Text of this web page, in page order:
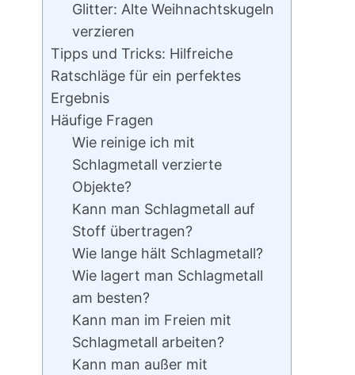
Glitter: Alte Weihnachtskugeln
verzieren
Tipps und Tricks: Hilfreiche
Ratschläge für ein perfektes
Ergebnis
Häufige Fragen
Wie reinige ich mit
Schlagmetall verzierte
Objekte?
Kann man Schlagmetall auf
Stoff übertragen?
Wie lange hält Schlagmetall?
Wie lagert man Schlagmetall
am besten?
Kann man im Freien mit
Schlagmetall arbeiten?
Kann man außer mit